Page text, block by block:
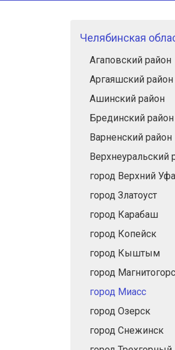
Челябинская
Агаповский район
Аргаяшский район
Ашинский район
Брединский район
Варненский район
Верхнеуральский
город Верхний
город Златоуст
город Карабаш
город Копейск
город Кыштым
город
город Миасс
город Озерск
город Снежинск